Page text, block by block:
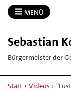
MENÜ
Sebastian
Bürgermeister der
Start › Videos ›